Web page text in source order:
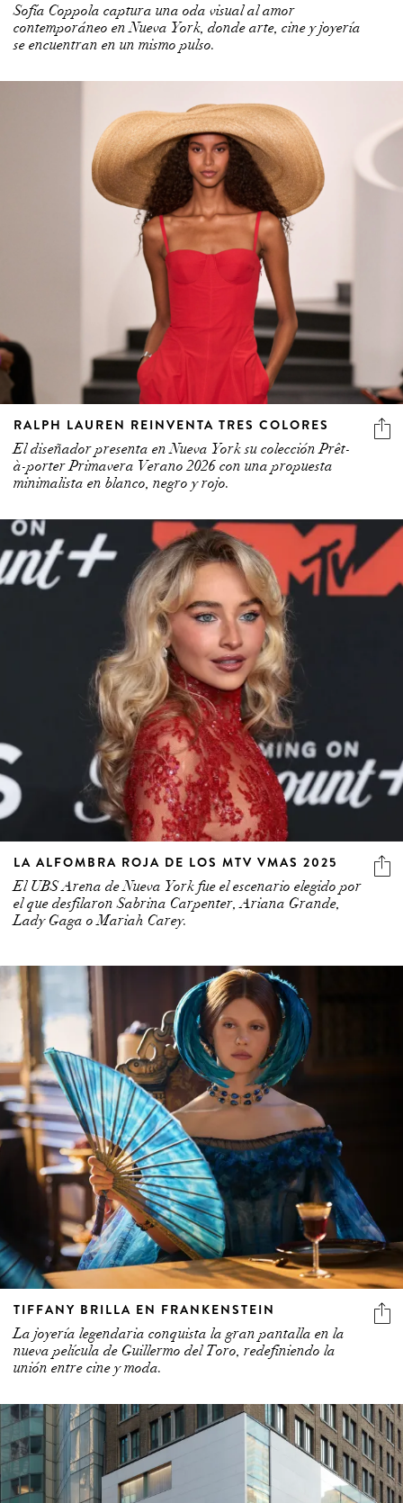
Sofía Coppola captura una oda visual al amor
contemporáneo en Nueva York, donde arte, cine y joyería
se encuentran en un mismo pulso.
RALPH LAUREN REINVENTA TRES COLORES
El diseñador presenta en Nueva York su colección Prêt-
à-porter Primavera Verano 2026 con una propuesta
minimalista en blanco, negro y rojo.
LA ALFOMBRA ROJA DE LOS MTV VMAS 2025
El UBS Arena de Nueva York fue el escenario elegido por
el que desfilaron Sabrina Carpenter, Ariana Grande,
Lady Gaga o Mariah Carey.
TIFFANY BRILLA EN FRANKENSTEIN
La joyería legendaria conquista la gran pantalla en la
nueva película de Guillermo del Toro, redefiniendo la
unión entre cine y moda.